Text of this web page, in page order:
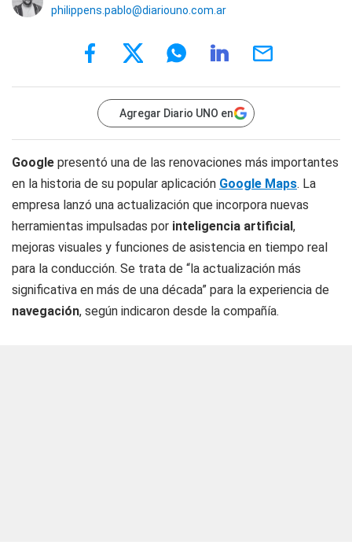
philippens.pablo@diariouno.com.ar
Agregar Diario UNO en
Google presentó una de las renovaciones más importantes
en la historia de su popular aplicación Google Maps. La
empresa lanzó una actualización que incorpora nuevas
herramientas impulsadas por inteligencia artificial ,
mejoras visuales y funciones de asistencia en tiempo real
para la conducción. Se trata de “la actualización más
significativa en más de una década” para la experiencia de
navegación, según indicaron desde la compañía.